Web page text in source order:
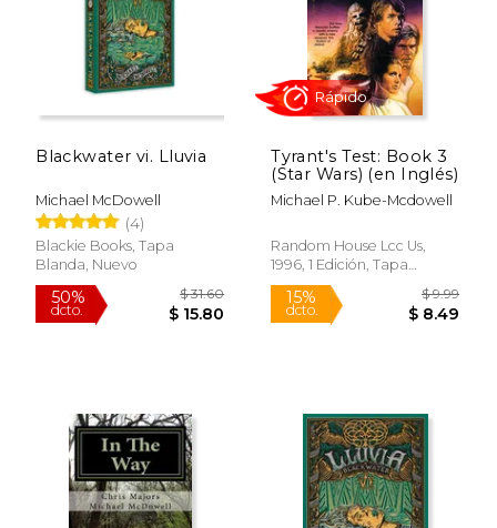
50%
dcto. dcto.
Rápido
Blackwater vi. Lluvia
Michael McDowell
(4)
Blackie Books, Tapa
Blanda, Nuevo
Tyrant's Test: Book 3
(Star Wars) (en Inglés)
Michael P. Kube-Mcdowell
Random House Lcc Us,
1996, 1 Edición, Tapa
Blanda, Nuevo